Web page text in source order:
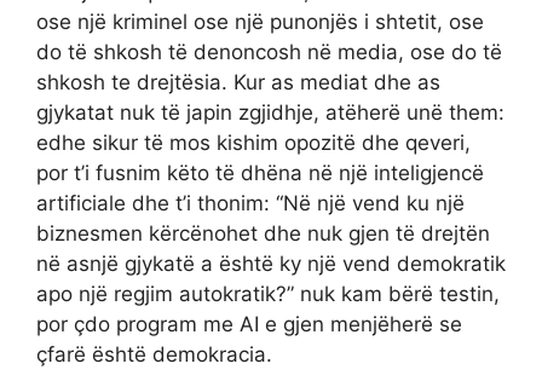
ose një kriminel ose një punonjës i shtetit, ose
do të shkosh të denoncosh në media, ose do të
shkosh te drejtësia. Kur as mediat dhe as
gjykatat nuk të japin zgjidhje, atëherë unë them:
edhe sikur të mos kishim opozitë dhe qeveri,
por t’i fusnim këto të dhëna në një inteligjencë
artificiale dhe t’i thonim: “Në një vend ku një
biznesmen kërcënohet dhe nuk gjen të drejtën
në asnjë gjykatë a është ky një vend demokratik
apo një regjim autokratik?” nuk kam bërë testin,
por çdo program me AI e gjen menjëherë se
çfarë është demokracia.